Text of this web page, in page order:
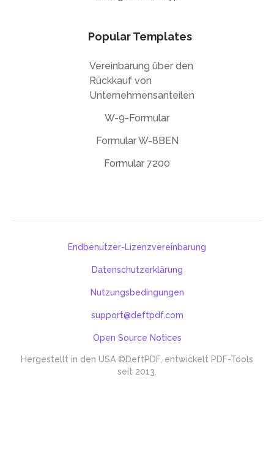
Popular Templates
Vereinbarung über den
Rückkauf von
Unternehmensanteilen
W-9-Formular
Formular W-8BEN
Formular 7200
Hergestellt in den USA ©DeftPDF, entwickelt PDF-Tools
seit 2013.
Endbenutzer-Lizenzvereinbarung
Datenschutzerklärung
Nutzungsbedingungen
support@deftpdf.com
Open Source Notices